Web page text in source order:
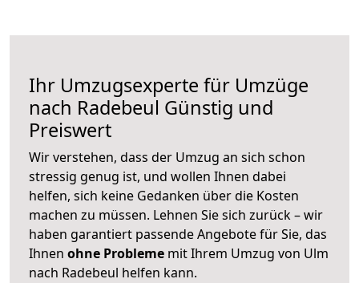
Ihr Umzugsexperte für Umzüge
nach Radebeul Günstig und
Preiswert
Wir verstehen, dass der Umzug an sich schon
stressig genug ist, und wollen Ihnen dabei
helfen, sich keine Gedanken über die Kosten
machen zu müssen. Lehnen Sie sich zurück – wir
haben garantiert passende Angebote für Sie, das
Ihnen ohne Probleme mit Ihrem Umzug von Ulm
nach Radebeul helfen kann.